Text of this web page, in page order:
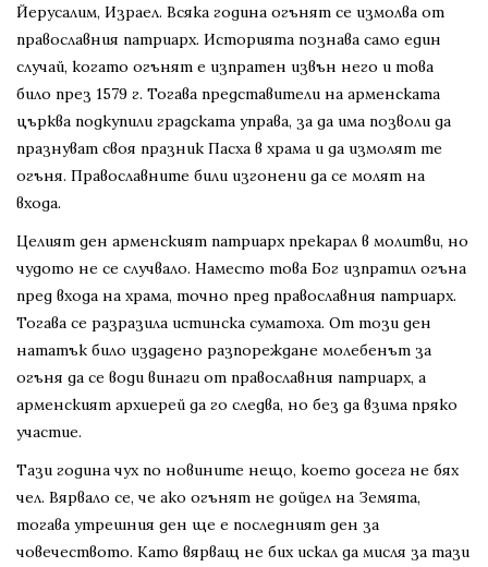
Йерусалим, Израел. Всяка година огънят се измолва от
православния патриарх. Историята познава само един
случай, когато огънят е изпратен извън него и това
било през 1579 г. Тогава представители на арменската
църква подкупили градската управа, за да има позволи да
празнуват своя празник Пасха в храма и да измолят те
огъня. Православните били изгонени да се молят на
входа.
Целият ден арменският патриарх прекарал в молитви, но
чудото не се случвало. Наместо това Бог изпратил огъна
пред входа на храма, точно пред православния патриарх.
Тогава се разразила истинска суматоха. От този ден
нататък било издадено разпореждане молебенът за
огъня да се води винаги от православния патриарх, а
арменският архиерей да го следва, но без да взима пряко
участие.
Тази година чух по новините нещо, което досега не бях
чел. Вярвало се, че ако огънят не дойдел на Земята,
тогава утрешния ден ще е последният ден за
човечеството. Като вярващ не бих искал да мисля за тази